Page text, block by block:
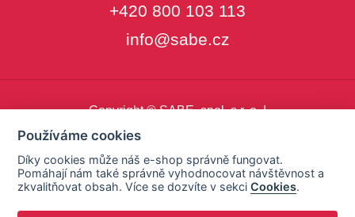
+420 800 103 113
info@sabe.cz
Copyright © SABE, spol. s r. o. |
Používáme cookies
Díky cookies může náš e-shop správně fungovat.
Pomáhají nám také správně vyhodnocovat návštěvnost a
zkvalitňovat obsah. Více se dozvíte v sekciCookies.